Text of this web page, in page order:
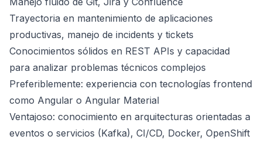
Trayectoria en mantenimiento de aplicaciones
productivas, manejo de incidents y tickets
Conocimientos sólidos en REST APIs y capacidad
para analizar problemas técnicos complejos
Preferiblemente: experiencia con tecnologías frontend
como Angular o Angular Material
Ventajoso: conocimiento en arquitecturas orientadas a
eventos o servicios (Kafka), CI/CD, Docker, OpenShift